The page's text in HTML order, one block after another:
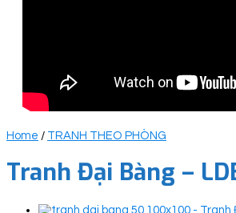
Home / TRANH THEO PHÒNG
Tranh Đại Bàng –